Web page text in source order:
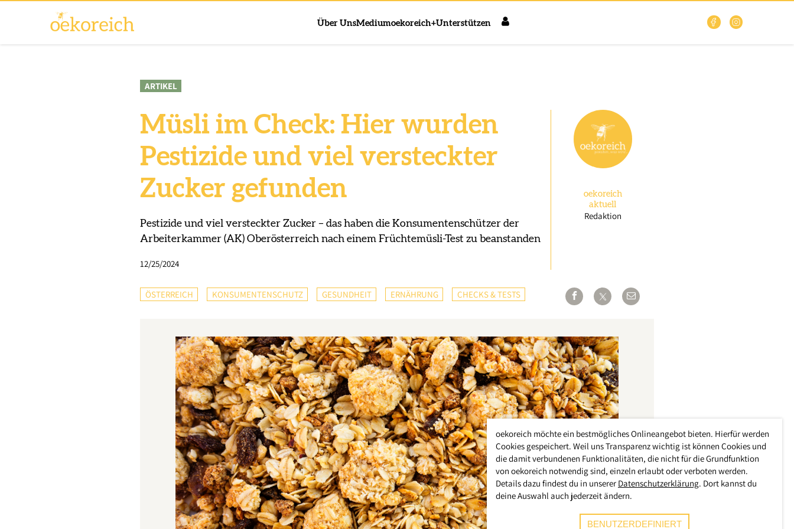
Über UnsMediumoekoreich+Unterstützen
ARTIKEL
Müsli im Check: Hier wurden
Pestizide und viel versteckter
Zucker gefunden
Pestizide und viel versteckter Zucker – das haben die Konsumentenschützer der
Arbeiterkammer (AK) Oberösterreich nach einem Früchtemüsli-Test zu beanstanden
12/25/2024
oekoreich
aktuell
Redaktion
ÖSTERREICH KONSUMENTENSCHUTZ GESUNDHEIT ERNÄHRUNG CHECKS & TESTS
oekoreich möchte ein bestmögliches Onlineangebot bieten. Hierfür werden
Cookies gespeichert. Weil uns Transparenz wichtig ist können Cookies und
die damit verbundenen Funktionalitäten, die nicht für die Grundfunktion
von oekoreich notwendig sind, einzeln erlaubt oder verboten werden.
Details dazu findest du in unserer Datenschutzerklärung. Dort kannst du
deine Auswahl auch jederzeit ändern.
BENUTZERDEFINIERT